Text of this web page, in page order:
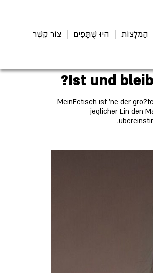
הַמְלָצוֹת הְיוּ שֻׁתָּפִים צוֹר קֶשֶׁר
Ist und
MeinFetisch ist 'ne der
jeglicher Ein den